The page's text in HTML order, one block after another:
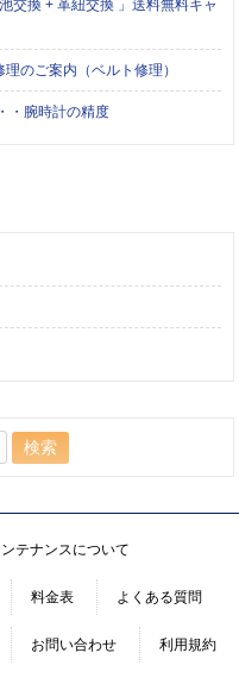
交換 + 革紐交換 」送料無料キャ
のご案内（ベルト修理）
・腕時計の精度
テナンスについて
料金表 よくある質問
お問い合わせ 利用規約